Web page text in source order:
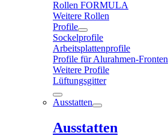
Rollen FORMULA
Weitere Rollen
Profile
Sockelprofile
Arbeitsplattenprofile
Profile für Alurahmen-Fronten
Weitere Profile
Lüftungsgitter
Ausstatten
Ausstatten